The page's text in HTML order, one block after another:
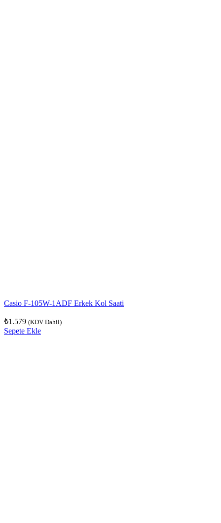
Casio F-105W-1ADF Erkek Kol Saati
₺1.579 (KDV Dahil)
Sepete Ekle